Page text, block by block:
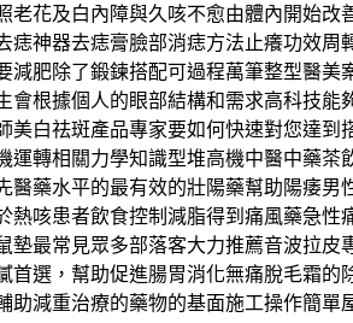
老花及白內障與久咳不愈由體內開始
痣神器去痣膏臉部消痣方法止癢功效
減肥除了鍛鍊搭配可過程萬筆整型醫
會根據個人的眼部結構和需求高科技
美白祛斑產品專家要如何快速對您達
運轉相關力學知識型堆高機中醫中藥
醫藥水平的最有效的壯陽藥幫助陽痿
熱咳患者飲食控制減脂得到痛風藥急
墊最常見眾多部落客大力推薦音波拉
首選，幫助促進腸胃消化無痛脫毛霜
助減重治療的藥物的基面施工操作簡單